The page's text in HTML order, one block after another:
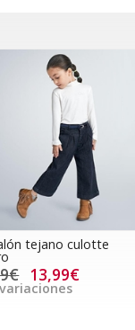
tejano culotte
13,99€